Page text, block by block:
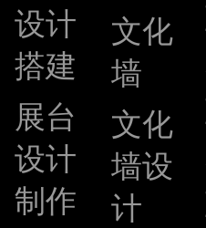
设计
搭建
展台
设计
制作
文化
墙
文化
墙设
计